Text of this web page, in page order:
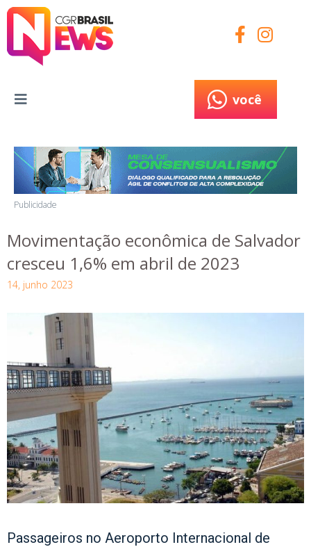
você
Publicidade
Movimentação econômica de Salvador
cresceu 1,6% em abril de 2023
14, junho 2023
Passageiros no Aeroporto Internacional de